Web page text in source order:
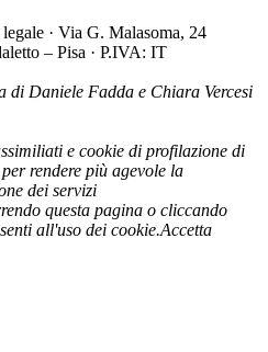
· Via G. Malasoma, 24
– Pisa · P.IVA: IT
di Daniele Fadda e Chiara Vercesi
e cookie di profilazione di
rendere più agevole la
dei servizi
questa pagina o cliccando
all'uso dei cookie.Accetta